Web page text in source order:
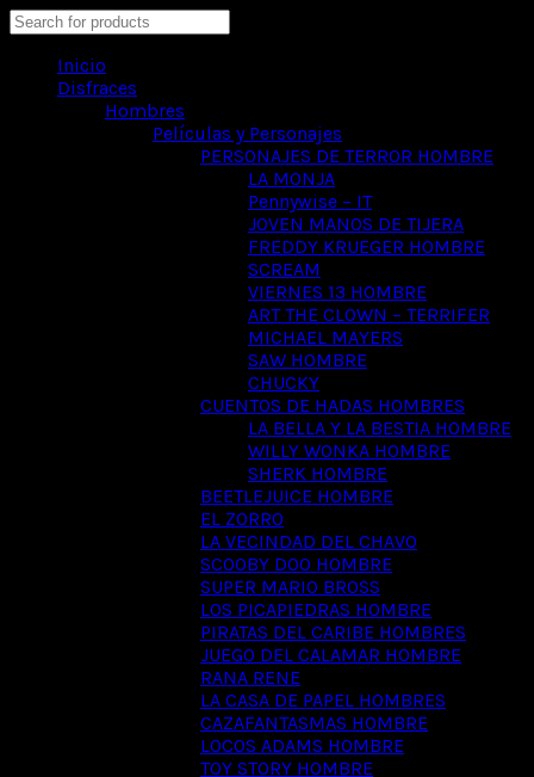
Inicio
Disfraces
Hombres
Películas y Personajes
PERSONAJES DE TERROR HOMBRE
LA MONJA
Pennywise – IT
JOVEN MANOS DE TIJERA
FREDDY KRUEGER HOMBRE
SCREAM
VIERNES 13 HOMBRE
ART THE CLOWN – TERRIFER
MICHAEL MAYERS
SAW HOMBRE
CHUCKY
CUENTOS DE HADAS HOMBRES
LA BELLA Y LA BESTIA HOMBRE
WILLY WONKA HOMBRE
SHERK HOMBRE
BEETLEJUICE HOMBRE
EL ZORRO
LA VECINDAD DEL CHAVO
SCOOBY DOO HOMBRE
SUPER MARIO BROSS
LOS PICAPIEDRAS HOMBRE
PIRATAS DEL CARIBE HOMBRES
JUEGO DEL CALAMAR HOMBRE
RANA RENE
LA CASA DE PAPEL HOMBRES
CAZAFANTASMAS HOMBRE
LOCOS ADAMS HOMBRE
TOY STORY HOMBRE